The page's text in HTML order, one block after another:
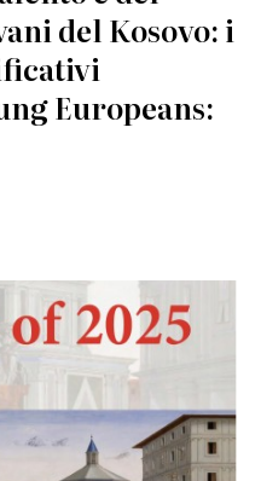
del Kosovo: i
Europeans: